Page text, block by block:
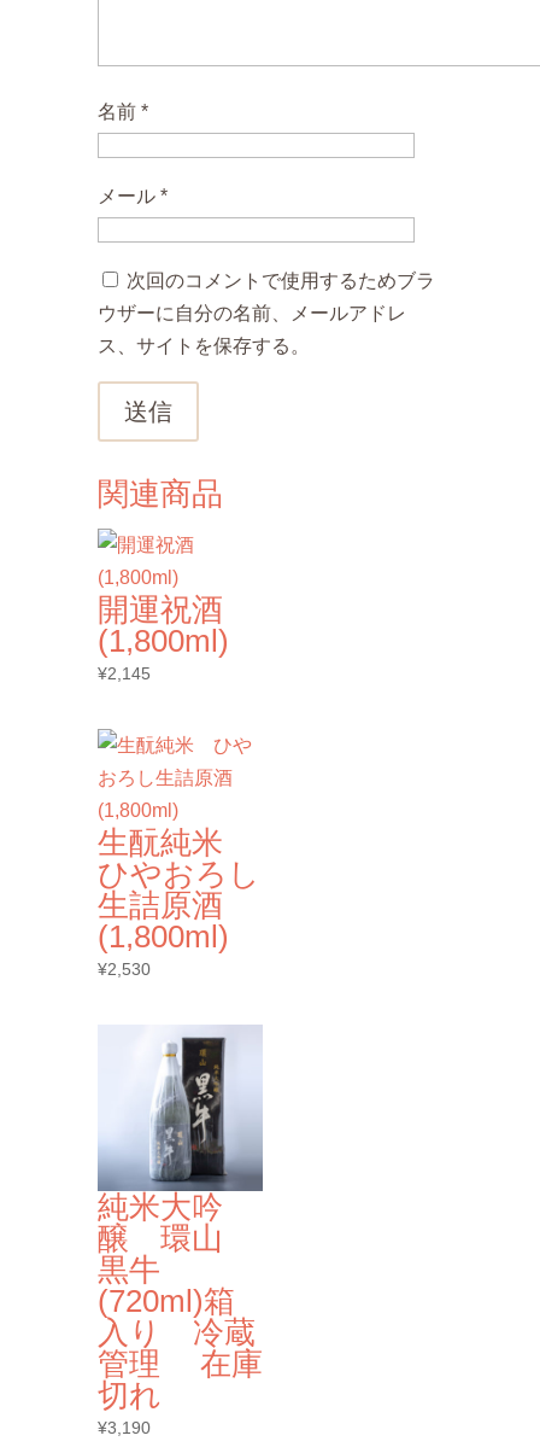
名前 *
メール *
次回のコメントで使用するためブラ
ウザーに自分の名前、メールアドレ
ス、サイトを保存する。
送信
関連商品
開運祝酒
(1,800ml)
¥2,145
生酛純米
ひやおろし
生詰原酒
(1,800ml)
¥2,530
純米大吟
醸 環山
黒牛
(720ml)箱
入り 冷蔵
管理 在庫
切れ
¥3,190